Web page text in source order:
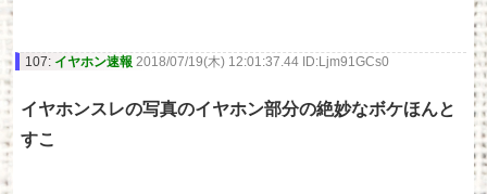
107: イヤホン速報 2018/07/19(木) 12:01:37.44 ID:Ljm91GCs0
イヤホンスレの写真のイヤホン部分の絶妙なボケほんと
すこ